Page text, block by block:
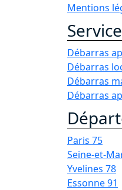
Mentions
Débarras
Débarras
Débarras
Débarras
Paris 75
Seine-et-
Yvelines 78
Essonne 91